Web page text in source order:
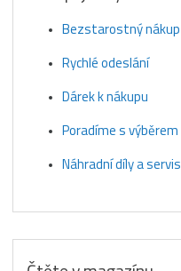
Bezstarostný nákup
Rychlé odeslání
Dárek k nákupu
Poradíme s výběrem
Náhradní díly a servis